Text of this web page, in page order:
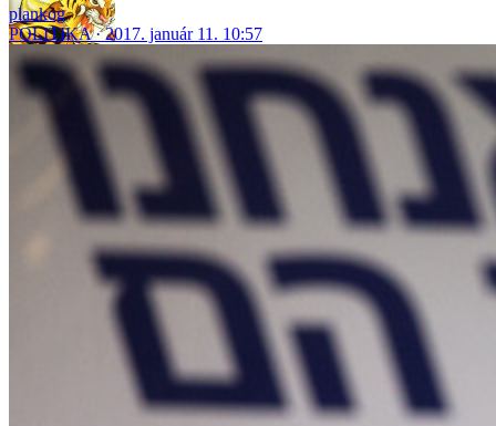
plankog
POLITIKA
2017. január 11. 10:57